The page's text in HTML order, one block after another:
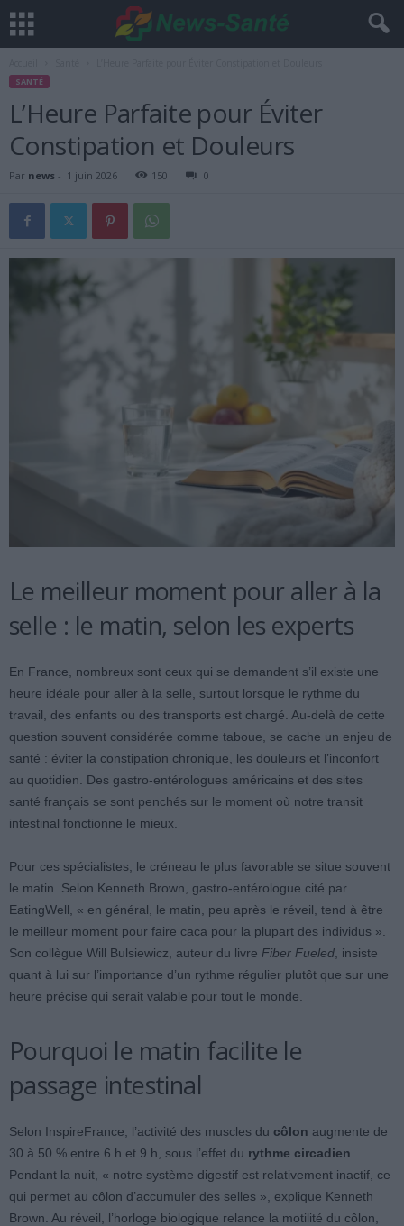
SANTÉ
L’Heure Parfaite pour Éviter
Constipation et Douleurs
Par news - 1 juin 2026 150 0
Le meilleur moment pour aller à la
selle : le matin, selon les experts
En France, nombreux sont ceux qui se demandent s’il existe une
heure idéale pour aller à la selle, surtout lorsque le rythme du
travail, des enfants ou des transports est chargé. Au-delà de cette
question souvent considérée comme taboue, se cache un enjeu de
santé : éviter la constipation chronique, les douleurs et l’inconfort
au quotidien. Des gastro-entérologues américains et des sites
santé français se sont penchés sur le moment où notre transit
intestinal fonctionne le mieux.
Pour ces spécialistes, le créneau le plus favorable se situe souvent
le matin. Selon Kenneth Brown, gastro-entérologue cité par
EatingWell, « en général, le matin, peu après le réveil, tend à être
le meilleur moment pour faire caca pour la plupart des individus ».
Son collègue Will Bulsiewicz, auteur du livre Fiber Fueled , insiste
quant à lui sur l’importance d’un rythme régulier plutôt que sur une
heure précise qui serait valable pour tout le monde.
Pourquoi le matin facilite le
passage intestinal
Selon InspireFrance, l’activité des muscles du côlon augmente de
30 à 50 % entre 6 h et 9 h, sous l’effet du rythme circadien
Pendant la nuit, « notre système digestif est relativement inactif, ce
qui permet au côlon d’accumuler des selles », explique Kenneth
Brown. Au réveil, l’horloge biologique relance la motilité du côlon,